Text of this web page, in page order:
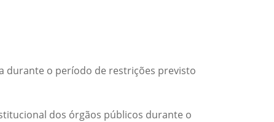
durante o período de restrições previsto
dos órgãos públicos durante o